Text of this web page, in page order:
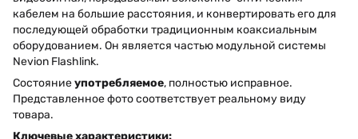
кабелем на большие расстояния, и конвертировать его для
последующей обработки традиционным коаксиальным
оборудованием. Он является частью модульной системы
Nevion Flashlink.
Состояниеупотребляемое, полностью исправное.
Представленное фото соответствует реальному виду
товара.